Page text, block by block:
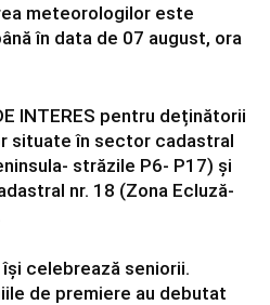
meteorologilor este
în data de 07 august, ora
INTERES pentru deținătorii
situate în sector cadastral
străzile P6- P17) și
nr. 18 (Zona Ecluză-
își celebrează seniorii.
de premiere au debutat